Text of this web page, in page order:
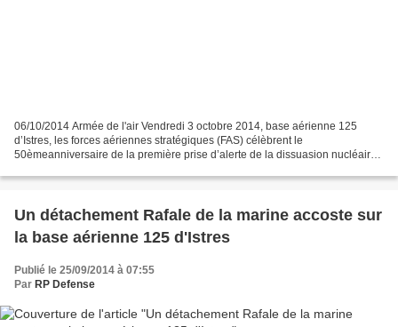
06/10/2014 Armée de l'air Vendredi 3 octobre 2014, base aérienne 125
d’Istres, les forces aériennes stratégiques (FAS) célèbrent le
50èmeanniversaire de la première prise d’alerte de la dissuasion nucléaire.
Un détachement Rafale de la marine accoste sur
la base aérienne 125 d'Istres
Publié le 25/09/2014 à 07:55
Par RP Defense